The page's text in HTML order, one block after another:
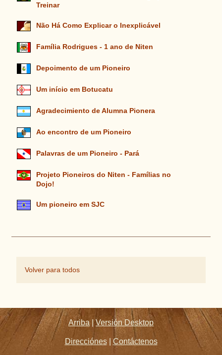
Treinar
Não Há Como Explicar o Inexplicável
Família Rodrigues - 1 ano de Niten
Depoimento de um Pioneiro
Um início em Botucatu
Agradecimiento de Alumna Pionera
Ao encontro de um Pioneiro
Palavras de um Pioneiro - Pará
Projeto Pioneiros do Niten - Famílias no
Dojo!
Um pioneiro em SJC
Volver para todos
Arriba |Versión Desktop
Direcciónes| Contáctenos